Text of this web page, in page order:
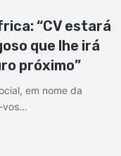
“CV estará
que lhe irá
próximo”
em nome da
vos…